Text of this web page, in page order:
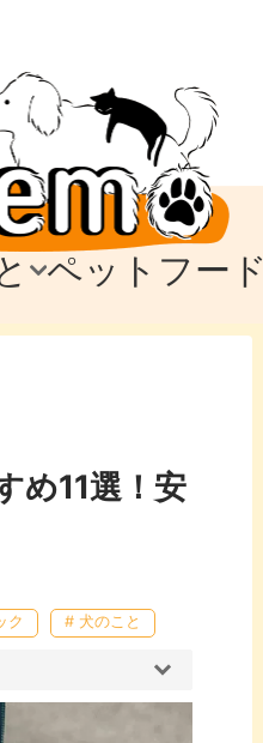
ペットフード
め11選！安
ク # 犬のこと